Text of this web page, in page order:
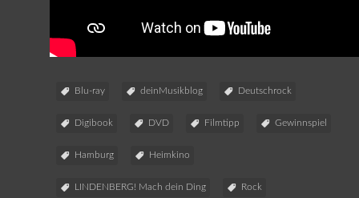
Blu-ray deinMusikblog Deutschrock
Digibook DVD Filmtipp Gewinnspiel
Hamburg Heimkino
LINDENBERG! Mach dein Ding Rock